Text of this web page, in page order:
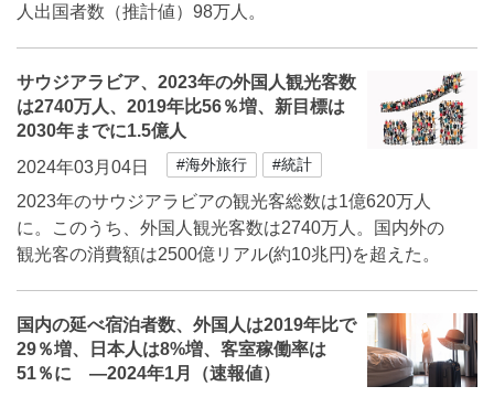
人出国者数（推計値）98万人。
サウジアラビア、2023年の外国人観光客数
は2740万人、2019年比56％増、新目標は
2030年までに1.5億人
2024年03月04日
#海外旅行 #統計
2023年のサウジアラビアの観光客総数は1億620万人
に。このうち、外国人観光客数は2740万人。国内外の
観光客の消費額は2500億リアル(約10兆円)を超えた。
国内の延べ宿泊者数、外国人は2019年比で
29％増、日本人は8%増、客室稼働率は
51％に ―2024年1月（速報値）